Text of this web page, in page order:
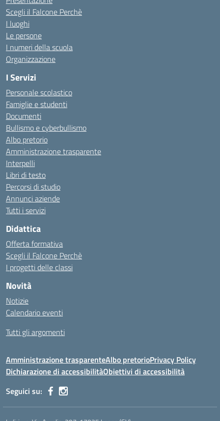
Scegli il Falcone Perchè
I luoghi
Le persone
I numeri della scuola
Organizzazione
I Servizi
Personale scolastico
Famiglie e studenti
Documenti
Bullismo e cyberbullismo
Albo pretorio
Amministrazione trasparente
Interpelli
Libri di testo
Percorsi di studio
Annunci aziende
Tutti i servizi
Didattica
Offerta formativa
Scegli il Falcone Perchè
I progetti delle classi
Novità
Notizie
Calendario eventi
Tutti gli argomenti
Amministrazione trasparenteAlbo pretorioPrivacy Policy
Dichiarazione di accessibilitàObiettivi di accessibilità
Seguici su: